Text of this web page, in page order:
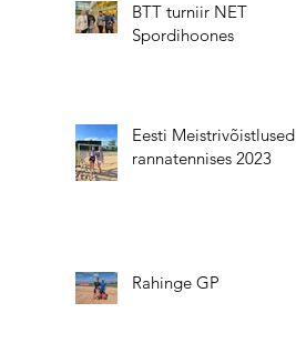
BTT turniir NET
Spordihoones
Eesti Meistrivõistlused
rannatennises 2023
Rahinge GP